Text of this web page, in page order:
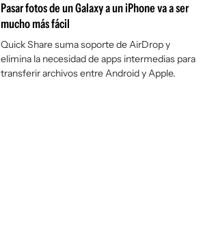
Pasar fotos de un Galaxy a un iPhone va a ser
mucho más fácil
Quick Share suma soporte de AirDrop y
elimina la necesidad de apps intermedias para
transferir archivos entre Android y Apple.